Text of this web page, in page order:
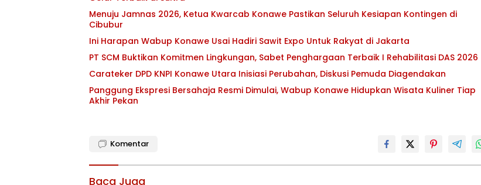
Menuju Jamnas 2026, Ketua Kwarcab Konawe Pastikan Seluruh Kesiapan Kontingen di
Cibubur
Ini Harapan Wabup Konawe Usai Hadiri Sawit Expo Untuk Rakyat di Jakarta
PT SCM Buktikan Komitmen Lingkungan, Sabet Penghargaan Terbaik I Rehabilitasi DAS 2026
Carateker DPD KNPI Konawe Utara Inisiasi Perubahan, Diskusi Pemuda Diagendakan
Panggung Ekspresi Bersahaja Resmi Dimulai, Wabup Konawe Hidupkan Wisata Kuliner Tiap
Akhir Pekan
Komentar
Baca Juga